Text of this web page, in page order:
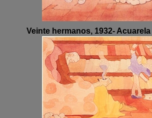
Veinte hermanos, 1932-